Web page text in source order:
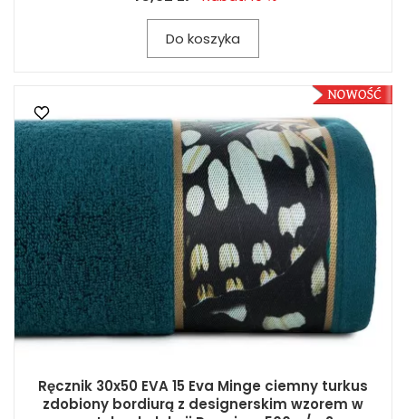
Do koszyka
Ręcznik 30x50 EVA 15 Eva Minge ciemny turkus
zdobiony bordiurą z designerskim wzorem w